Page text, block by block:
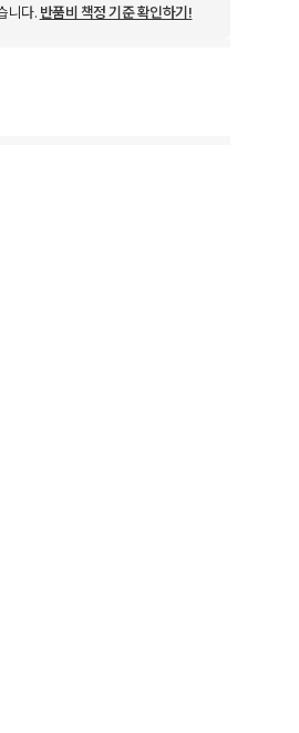
니다. 반품비 책정 기준 확인하기!